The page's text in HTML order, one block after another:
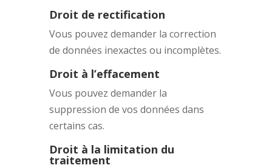
Droit de rectification
Vous pouvez demander la correction
de données inexactes ou incomplètes.
Droit à l’effacement
Vous pouvez demander la
suppression de vos données dans
certains cas.
Droit à la limitation du
traitement